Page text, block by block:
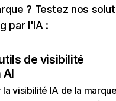
? Testez nos
par l'IA :
de visibilité
la visibilité IA de la